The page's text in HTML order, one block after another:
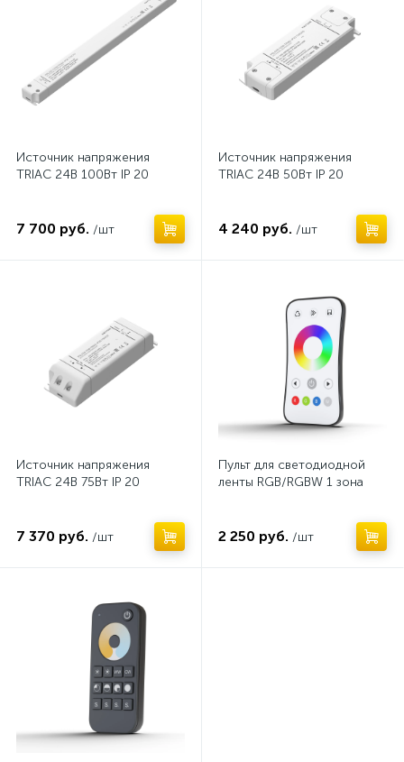
Источник напряжения
TRIAC 24В 100Вт IP 20
7 700 руб. /шт
Источник напряжения
TRIAC 24В 50Вт IP 20
4 240 руб. /шт
Источник напряжения
TRIAC 24В 75Вт IP 20
7 370 руб. /шт
Пульт для светодиодной
ленты RGB/RGBW 1 зона
2 250 руб. /шт